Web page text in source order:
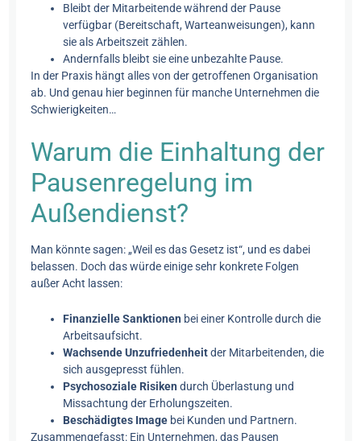
Bleibt der Mitarbeitende während der Pause
verfügbar (Bereitschaft, Warteanweisungen), kann
sie als Arbeitszeit zählen.
Andernfalls bleibt sie eine unbezahlte Pause.
In der Praxis hängt alles von der getroffenen Organisation
ab. Und genau hier beginnen für manche Unternehmen die
Schwierigkeiten…
Warum die Einhaltung der
Pausenregelung im
Außendienst?
Man könnte sagen: „Weil es das Gesetz ist“, und es dabei
belassen. Doch das würde einige sehr konkrete Folgen
außer Acht lassen:
Finanzielle Sanktionen bei einer Kontrolle durch die
Arbeitsaufsicht.
Wachsende Unzufriedenheitder Mitarbeitenden, die
sich ausgepresst fühlen.
Psychosoziale Risiken durch Überlastung und
Missachtung der Erholungszeiten.
Beschädigtes Image bei Kunden und Partnern.
Zusammengefasst: Ein Unternehmen, das Pausen